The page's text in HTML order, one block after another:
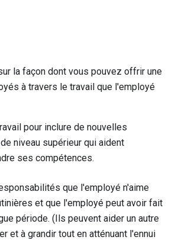
la façon dont vous pouvez offrir une
à travers le travail que l'employé
pour inclure de nouvelles
niveau supérieur qui aident
ses compétences.
que l'employé n'aime
et que l'employé peut avoir fait
période. (Ils peuvent aider un autre
et à grandir tout en atténuant l'ennui